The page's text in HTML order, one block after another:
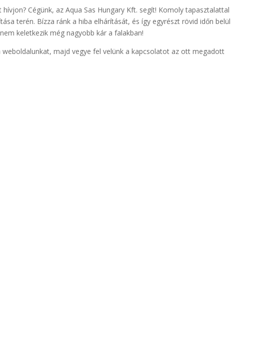
Cégünk, az Aqua Sas Hungary Kft. segít! Komoly tapasztalattal
terén. Bízza ránk a hiba elhárítását, és így egyrészt rövid időn belül
keletkezik még nagyobb kár a falakban!
weboldalunkat, majd vegye fel velünk a kapcsolatot az ott megadott